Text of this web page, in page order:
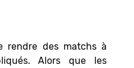
rendre des matchs à
Alors que les